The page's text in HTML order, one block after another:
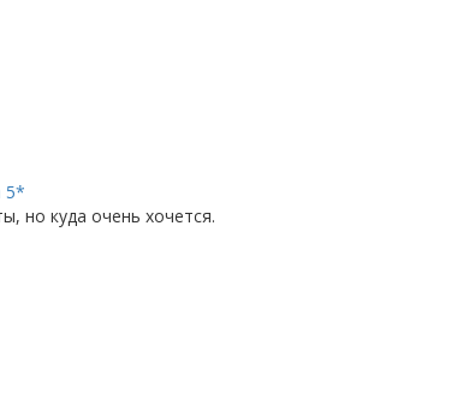
5*
но куда очень хочется.